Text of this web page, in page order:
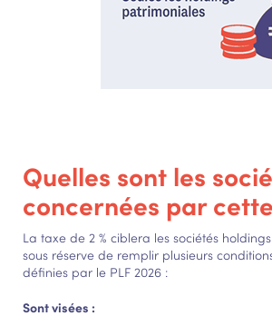
Quelles sont les
concernées par
La taxe de 2 % ciblera les sociétés
sous réserve de remplir plusieurs
définies par le PLF 2026 :
Sont visées :